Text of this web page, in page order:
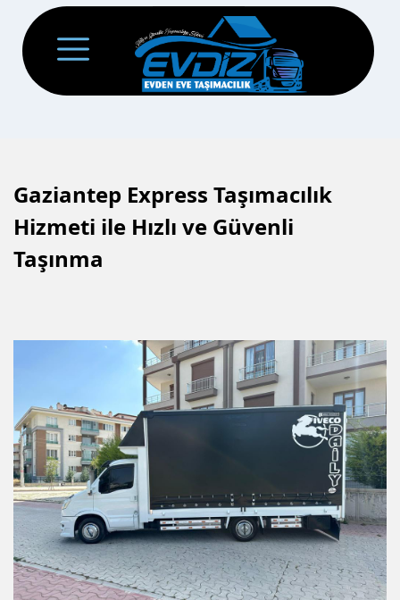
Gaziantep Express Taşımacılık
Hizmeti ile Hızlı ve Güvenli
Taşınma